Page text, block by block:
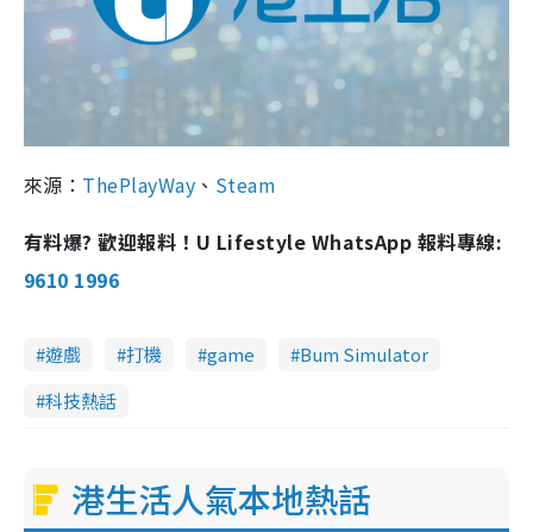
來源： ThePlayWay 、 Steam
有料爆? 歡迎報料！U Lifestyle WhatsApp 報料專線:
9610 1996
遊戲 打機 game
Bum Simulator
科技熱話
港生活人氣本地熱話